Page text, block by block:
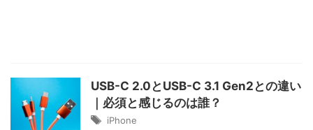
USB-C 2.0とUSB-C 3.1 Gen2との違い
｜必須と感じるのは誰？
iPhone